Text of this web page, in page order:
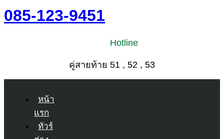
085-123-9451
Hotline
คู่สายท้าย 51 , 52 , 53
หน้า
แรก
ทัวร์